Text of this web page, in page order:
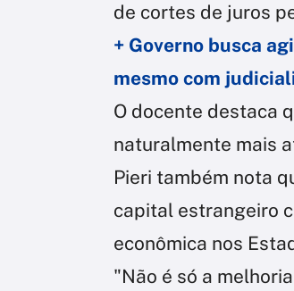
de cortes de juros
+ Governo busca
mesmo com
O docente destaca
naturalmente mais
Pieri também nota
capital estrangeiro
econômica nos
"Não é só a